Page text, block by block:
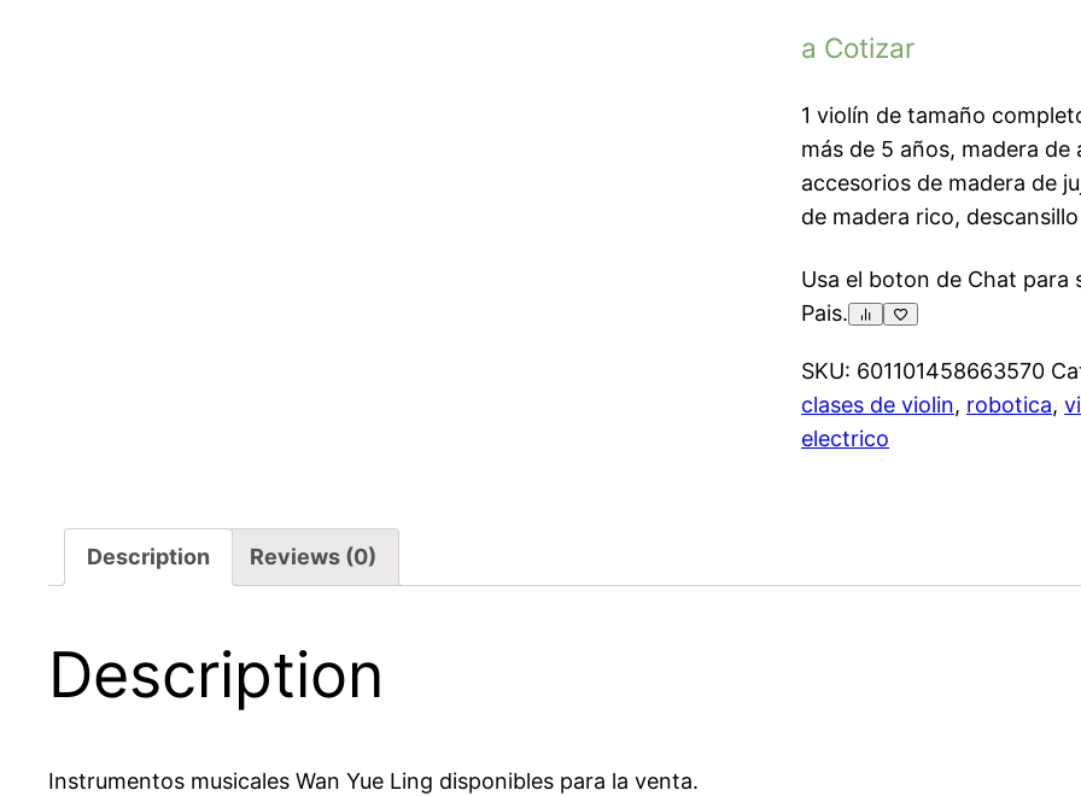
a Cotizar
1 violín de tamaño
más de 5 años, madera
accesorios de madera de
de madera rico,
Usa el boton de Chat
Pais.
SKU: 601101458663570
clases de violin, robotica,
electrico
Description Reviews (0)
Description
Instrumentos musicales Wan Yue Ling disponibles para la venta.